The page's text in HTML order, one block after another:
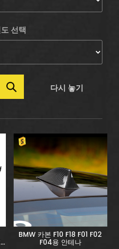
선택
BMW 카본 F10 F18 F01 F02
F04용 안테나